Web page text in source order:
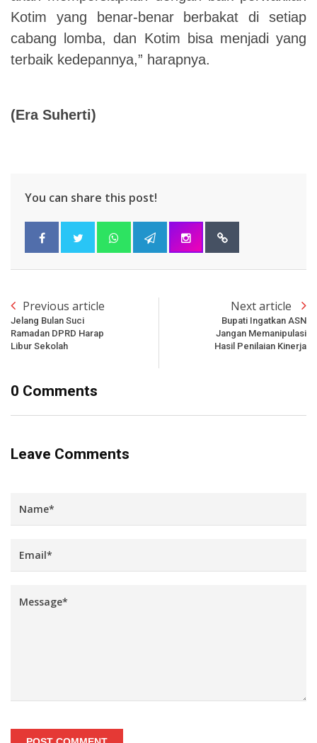
Kotim yang benar-benar berbakat di setiap
cabang lomba, dan Kotim bisa menjadi yang
terbaik kedepannya,” harapnya.
(Era Suherti)
You can share this post!
Previous article
Jelang Bulan Suci
Ramadan DPRD Harap
Libur Sekolah
Next article
Bupati Ingatkan ASN
Jangan Memanipulasi
Hasil Penilaian Kinerja
0 Comments
Leave Comments